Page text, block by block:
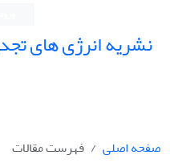
نشریه انرژی های
صفحه اصلی
فهرست مقالات